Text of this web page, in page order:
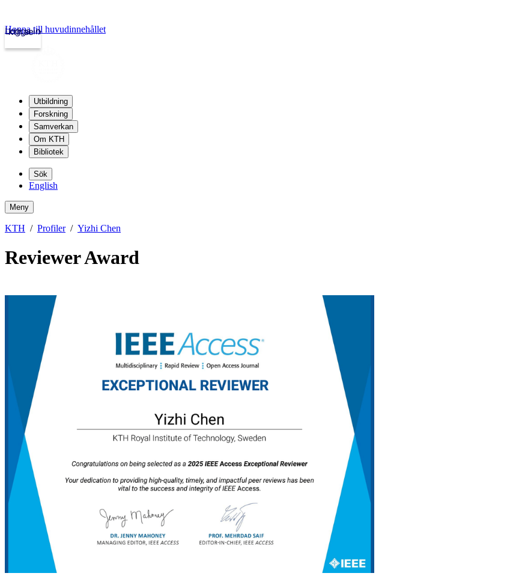
kth.se
Logga in
Hoppa till huvudinnehållet
Utbildning
Forskning
Samverkan
Om KTH
Bibliotek
Sök
English
Meny
KTH Profiler Yizhi Chen
Reviewer Award